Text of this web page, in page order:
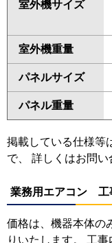
室外機サイズ
室外機重量
パネルサイズ
パネル重量
掲載している仕様等
で、 詳しくはお問い
業務用エアコン 工
価格は、機器本体の
りいたします。 工